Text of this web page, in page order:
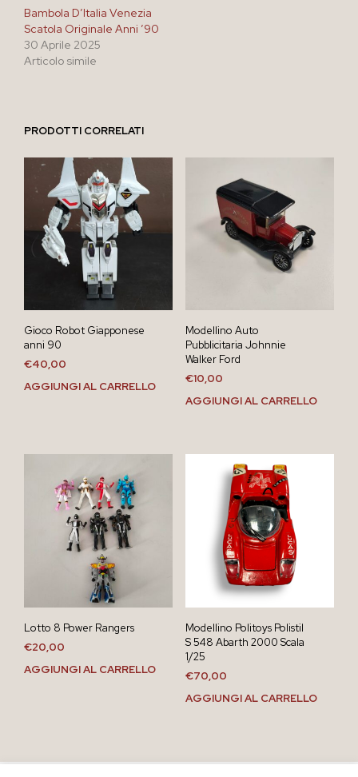
Bambola D’Italia Venezia
Scatola Originale Anni ’90
30 Aprile 2025
Articolo simile
PRODOTTI CORRELATI
Gioco Robot Giapponese
anni 90
€40,00
AGGIUNGI AL CARRELLO
Modellino Auto
Pubblicitaria Johnnie
Walker Ford
€10,00
AGGIUNGI AL CARRELLO
Lotto 8 Power Rangers
€20,00
AGGIUNGI AL CARRELLO
Modellino Politoys Polistil
S 548 Abarth 2000 Scala
1/25
€70,00
AGGIUNGI AL CARRELLO